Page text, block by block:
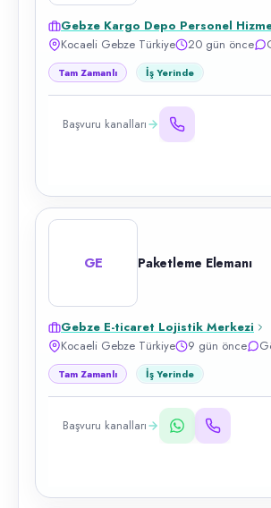
Gebze Kargo Depo Personel
Kocaeli Gebze Türkiye
20 gün önce
Tam Zamanlı İş Yerinde
Başvuru kanalları
GE Paketleme Elemanı
Gebze E-ticaret Lojistik Merkezi
Kocaeli Gebze Türkiye
9 gün önce
Tam Zamanlı İş Yerinde
Başvuru kanalları